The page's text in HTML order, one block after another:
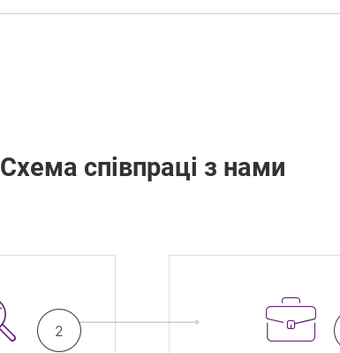
Схема співпраці з нами
2